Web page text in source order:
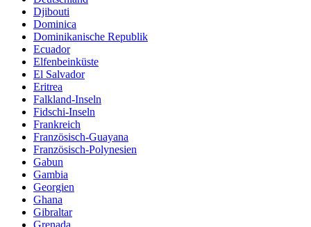
Djibouti
Dominica
Dominikanische Republik
Ecuador
Elfenbeinküste
El Salvador
Eritrea
Falkland-Inseln
Fidschi-Inseln
Frankreich
Französisch-Guayana
Französisch-Polynesien
Gabun
Gambia
Georgien
Ghana
Gibraltar